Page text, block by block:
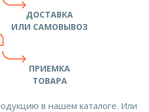
ДОСТАВКА
ИЛИ САМОВЫВОЗ
ПРИЕМКА
ТОВАРА
в нашем каталоге. Или